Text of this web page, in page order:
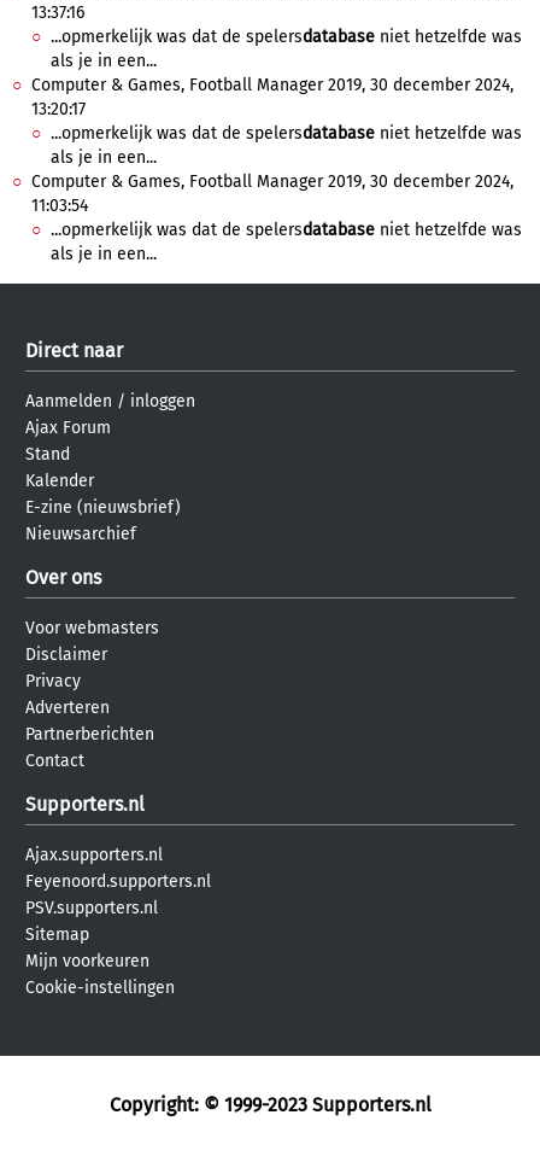
13:37:16
...opmerkelijk was dat de spelersdatabase niet hetzelfde was
als je in een...
Computer & Games, Football Manager 2019, 30 december 2024,
13:20:17
...opmerkelijk was dat de spelersdatabase niet hetzelfde was
als je in een...
Computer & Games, Football Manager 2019, 30 december 2024,
11:03:54
...opmerkelijk was dat de spelersdatabase niet hetzelfde was
als je in een...
Direct naar
Aanmelden / inloggen
Ajax Forum
Stand
Kalender
E-zine (nieuwsbrief)
Nieuwsarchief
Over ons
Voor webmasters
Disclaimer
Privacy
Adverteren
Partnerberichten
Contact
Supporters.nl
Ajax.supporters.nl
Feyenoord.supporters.nl
PSV.supporters.nl
Sitemap
Mijn voorkeuren
Cookie-instellingen
Copyright: © 1999-2023 Supporters.nl